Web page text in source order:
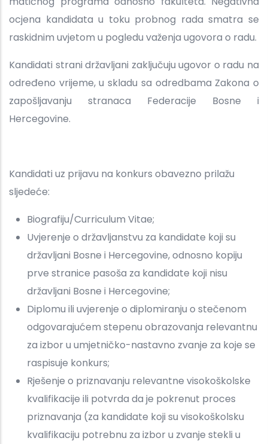
ocjena kandidata u toku probnog rada smatra se
raskidnim uvjetom u pogledu važenja ugovora o radu.
Kandidati strani državljani zaključuju ugovor o radu na
određeno vrijeme, u skladu sa odredbama Zakona o
zapošljavanju stranaca Federacije Bosne i
Hercegovine.
Kandidati uz prijavu na konkurs obavezno prilažu
sljedeće:
Biografiju/Curriculum Vitae;
Uvjerenje o državljanstvu za kandidate koji su
državljani Bosne i Hercegovine, odnosno kopiju
prve stranice pasoša za kandidate koji nisu
državljani Bosne i Hercegovine;
Diplomu ili uvjerenje o diplomiranju o stečenom
odgovarajućem stepenu obrazovanja relevantnu
za izbor u umjetničko-nastavno zvanje za koje se
raspisuje konkurs;
Rješenje o priznavanju relevantne visokoškolske
kvalifikacije ili potvrda da je pokrenut proces
priznavanja (za kandidate koji su visokoškolsku
kvalifikaciju potrebnu za izbor u zvanje stekli u